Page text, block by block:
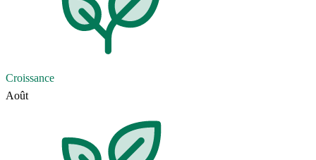
Croissance
Août